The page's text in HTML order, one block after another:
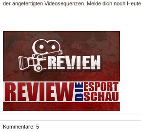
der angefertigten Videosequenzen. Melde dich noch
Kommentare: 5